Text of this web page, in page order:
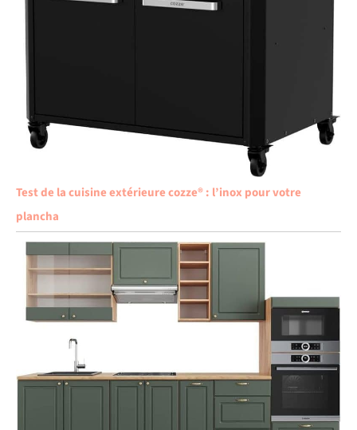
Test de la cuisine extérieure cozze® : l’inox pour votre
plancha